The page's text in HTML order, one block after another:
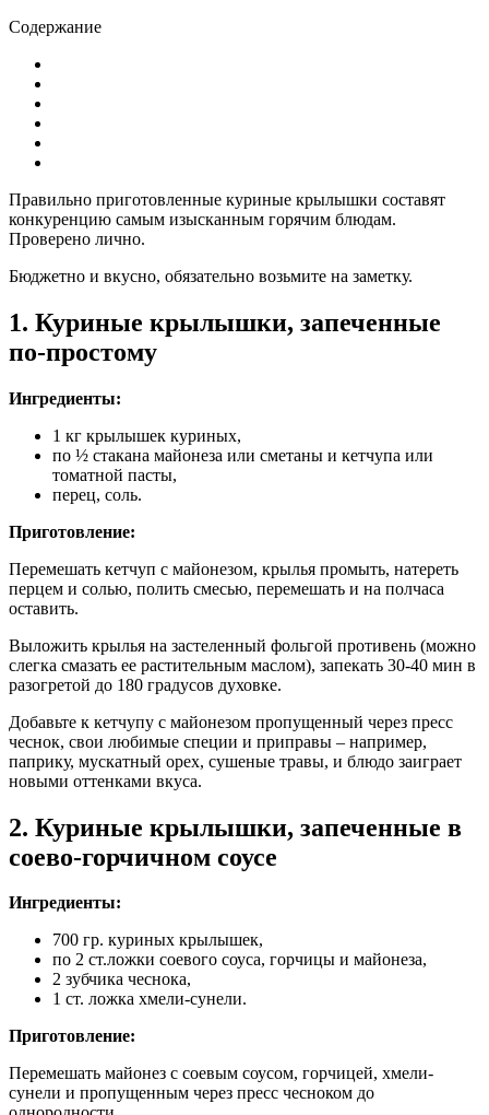
Содержание
Правильно приготовленные куриные крылышки составят
конкуренцию самым изысканным горячим блюдам.
Проверено лично.
Бюджетно и вкусно, обязательно возьмите на заметку.
1. Куриные крылышки, запеченные
по-простому
Ингредиенты:
1 кг крылышек куриных,
по ½ стакана майонеза или сметаны и кетчупа или
томатной пасты,
перец, соль.
Приготовление:
Перемешать кетчуп с майонезом, крылья промыть, натереть
перцем и солью, полить смесью, перемешать и на полчаса
оставить.
Выложить крылья на застеленный фольгой противень (можно
слегка смазать ее растительным маслом), запекать 30-40 мин в
разогретой до 180 градусов духовке.
Добавьте к кетчупу с майонезом пропущенный через пресс
чеснок, свои любимые специи и приправы – например,
паприку, мускатный орех, сушеные травы, и блюдо заиграет
новыми оттенками вкуса.
2. Куриные крылышки, запеченные в
соево-горчичном соусе
Ингредиенты:
700 гр. куриных крылышек,
по 2 ст.ложки соевого соуса, горчицы и майонеза,
2 зубчика чеснока,
1 ст. ложка хмели-сунели.
Приготовление:
Перемешать майонез с соевым соусом, горчицей, хмели-
сунели и пропущенным через пресс чесноком до